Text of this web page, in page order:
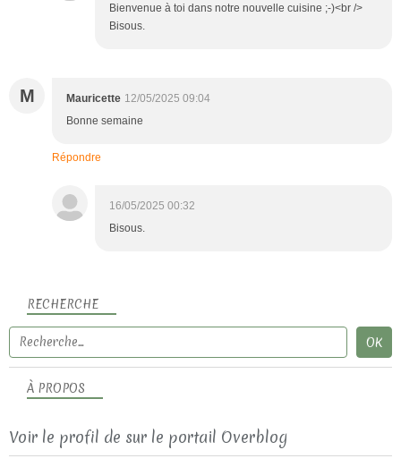
Bienvenue à toi dans notre nouvelle cuisine ;-)<br />
Bisous.
M Mauricette 12/05/2025 09:04
Bonne semaine
Répondre
16/05/2025 00:32
Bisous.
RECHERCHE
À PROPOS
Voir le profil de sur le portail Overblog